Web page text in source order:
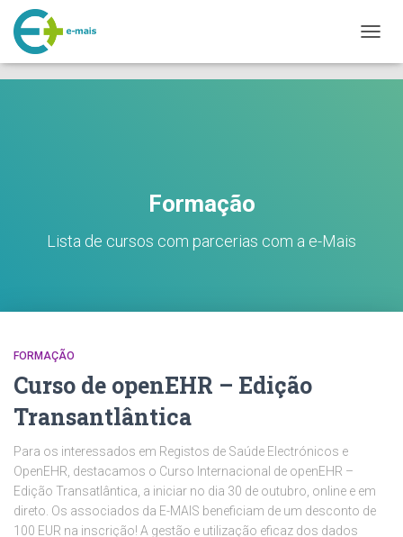
A
makeporngreatagain.pro
www.yeahporn.top
a seductive occasion.
fuck.
Formação
Lista de cursos com parcerias com a e-Mais
FORMAÇÃO
Curso de openEHR – Edição
Transantlântica
Para os interessados em Registos de Saúde Electrónicos e
OpenEHR, destacamos o Curso Internacional de openEHR –
Edição Transatlântica, a iniciar no dia 30 de outubro, online e em
direto. Os associados da E-MAIS beneficiam de um desconto de
100 EUR na inscrição! A gestão e utilização eficaz dos dados